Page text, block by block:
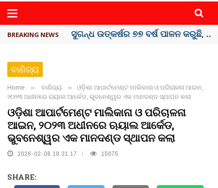
BREAKING NEWS ୟୁପିଆଇ ଓ ଅନ୍ୟାନ୍ୟ ଡିଜିଟାଲ୍ ନେଣଦେଣ ...
ବାଣିଜ୍ୟ
Home ›› ବାଣିଜ୍ୟ ››
ଓଡ଼ିଶା ଆପାର୍ଟମେଣ୍ଟ ମାଲିକାନା ଓ ପରିଚାଳନା ଆଇନ,
୨୦୨୩ ଅଧୀନରେ ଋୟାଲ ଆର୍କେଡ, ଭୁବନେଶ୍ୱର ଏକ ମାନଦଣ୍ଡ ସ୍ଥାପନ କଲା
ଓଡ଼ିଶା ଆପାର୍ଟମେଣ୍ଟ ମାଲିକାନା ଓ ପରିଚାଳନା
ଆଇନ, ୨୦୨୩ ଅଧୀନରେ ଋୟାଲ ଆର୍କେଡ,
ଭୁବନେଶ୍ୱର ଏକ ମାନଦଣ୍ଡ ସ୍ଥାପନ କଲା
2026-02-08 18:31:17 15075
SHARE: